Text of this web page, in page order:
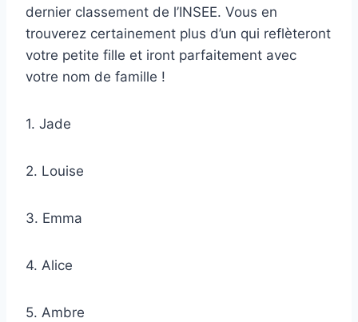
dernier classement de l’INSEE. Vous en
trouverez certainement plus d’un qui reflèteront
votre petite fille et iront parfaitement avec
votre nom de famille !
1. Jade
2. Louise
3. Emma
4. Alice
5. Ambre